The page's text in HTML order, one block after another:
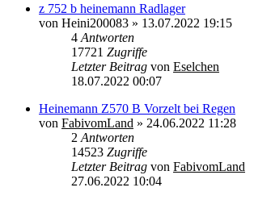
z 752 b heinemann Radlager
von Heini200083 » 13.07.2022 19:15
4 Antworten
17721 Zugriffe
Letzter Beitrag von Eselchen
18.07.2022 00:07
Heinemann Z570 B Vorzelt bei Regen
von FabivomLand » 24.06.2022 11:28
2 Antworten
14523 Zugriffe
Letzter Beitrag von FabivomLand
27.06.2022 10:04